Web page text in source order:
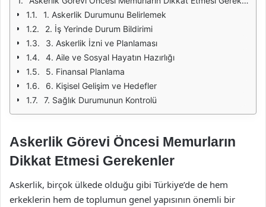
1. Askerlik Durumunu Belirlemek
2. İş Yerinde Durum Bildirimi
3. Askerlik İzni ve Planlaması
4. Aile ve Sosyal Hayatın Hazırlığı
5. Finansal Planlama
6. Kişisel Gelişim ve Hedefler
7. Sağlık Durumunun Kontrolü
Askerlik Görevi Öncesi Memurların
Dikkat Etmesi Gerekenler
Askerlik, birçok ülkede olduğu gibi Türkiye’de de hem
erkeklerin hem de toplumun genel yapısının önemli bir